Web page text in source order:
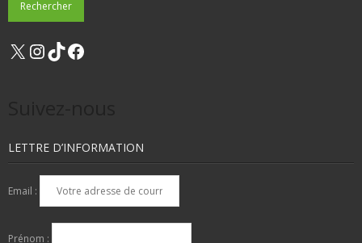
X Instagram
TikTok
LETTRE D’INFORMATION
Email :
Prénom :